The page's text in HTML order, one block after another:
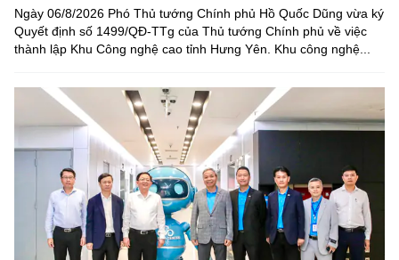
Ngày 06/8/2026 Phó Thủ tướng Chính phủ Hồ Quốc Dũng vừa ký
Quyết định số 1499/QĐ-TTg của Thủ tướng Chính phủ về việc
thành lập Khu Công nghệ cao tỉnh Hưng Yên. Khu công nghệ...